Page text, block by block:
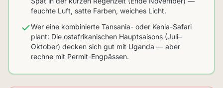
feuchte Luft, satte Farben, weiches Licht.
Wer eine kombinierte Tansania- oder Kenia-Safari
plant: Die ostafrikanischen Hauptsaisons (Juli–
Oktober) decken sich gut mit Uganda — aber
rechne mit Permit-Engpässen.